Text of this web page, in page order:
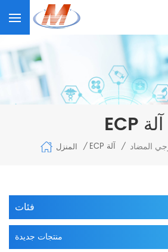
ECP آلة
المنزل / ECP آلة / المضاد
فئات
منتجات جديدة